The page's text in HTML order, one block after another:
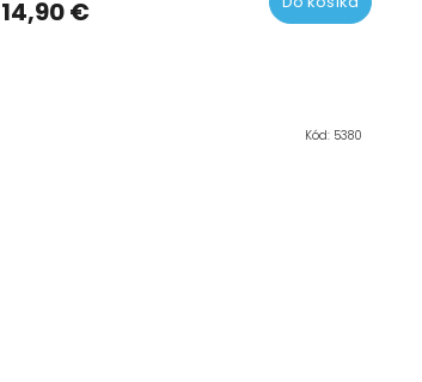
14,90 €
Kód: 5380